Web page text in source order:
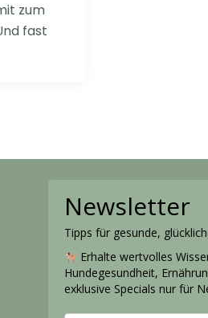
zum
fast
Newsletter
Tipps für gesunde,
Erhalte wertvolles
Hundegesundheit,
exklusive Specials nur für